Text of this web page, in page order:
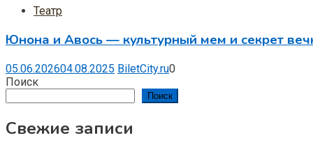
Театр
Юнона и Авось — культурный мем и секрет
05.06.202604.08.2025 BiletCity.ru0
Поиск
Поиск
Свежие записи